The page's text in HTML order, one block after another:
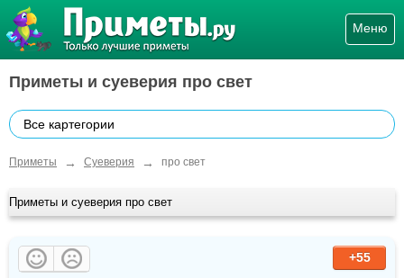
Меню
Приметы и суеверия про свет
Все картегории
Приметы → Суеверия → про свет
Приметы и суеверия про свет
+55